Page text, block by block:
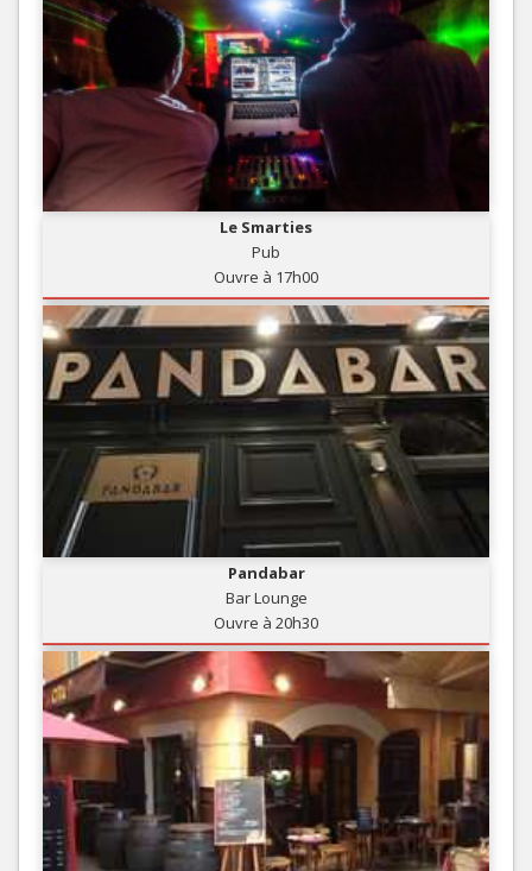
Le Smarties
Pub
Ouvre à 17h00
Pandabar
Bar Lounge
Ouvre à 20h30